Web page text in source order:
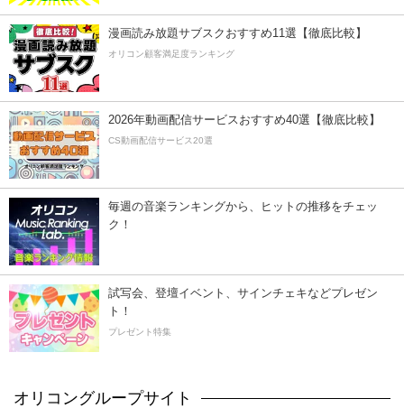
漫画読み放題サブスクおすすめ11選【徹底比較】
オリコン顧客満足度ランキング
2026年動画配信サービスおすすめ40選【徹底比較】
CS動画配信サービス20選
毎週の音楽ランキングから、ヒットの推移をチェッ
ク！
試写会、登壇イベント、サインチェキなどプレゼン
ト！
プレゼント特集
オリコングループサイト